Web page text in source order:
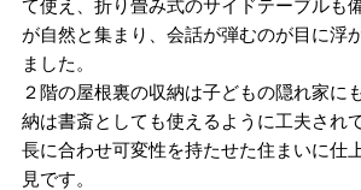
て使え、折り畳み式のサイドテーブルも
が自然と集まり、会話が弾むのが目に浮
ました。
２階の屋根裏の収納は子どもの隠れ家に
納は書斎としても使えるように工夫され
長に合わせ可変性を持たせた住まいに仕
見です。